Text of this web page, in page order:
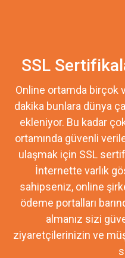
SSL
Online ortamda birçok
dakika bunlara dünya
ekleniyor. Bu kadar
ortamında güvenli
ulaşmak için SSL
İnternette varlık
sahipseniz, online
ödeme portalları
almanız sizi
ziyaretçilerinizin ve